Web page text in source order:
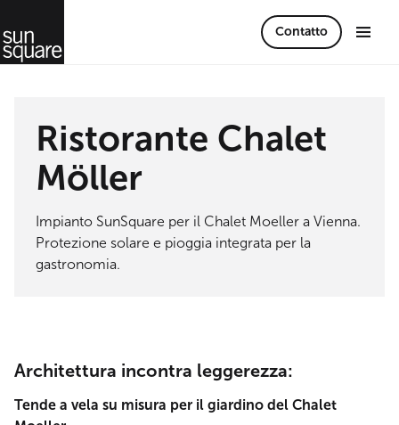
Contatto
Ristorante Chalet
Möller
Impianto SunSquare per il Chalet Moeller a Vienna.
Protezione solare e pioggia integrata per la
gastronomia.
Architettura incontra leggerezza:
Tende a vela su misura per il giardino del Chalet